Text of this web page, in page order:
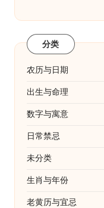
分类
农历与日期
出生与命理
数字与寓意
日常禁忌
未分类
生肖与年份
老黄历与宜忌